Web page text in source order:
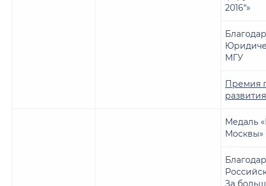
2016“»
МГУ
Премия
Медаль
Москвы»
За